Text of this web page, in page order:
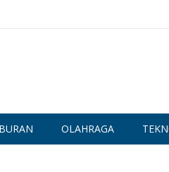
OLAHRAGA